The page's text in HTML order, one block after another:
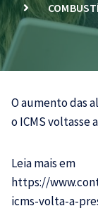
O aumento das
oICMSvoltasse
Leia mais em
https://
icms-volta-a-